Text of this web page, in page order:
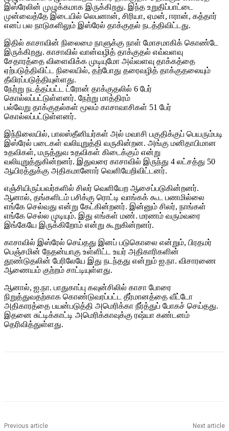
இஸ்ரேலின் முழுக்கமாக இருக்கிறது. இந்த உறுதிப்பாட்டை
முன்வைத்தே இடையில் லெபனான், சிரியா, ஏமன், ஈரான், கத்தார்
எனப் பல நாடுகளிலும் இஸ்ரேல் தாக்குதல் நடத்திவிட்டது.
இதில் காசாவின் நிலைமை நாளுக்கு நாள் மோசமாகிக் கொண்டே
இருக்கிறது. காசாவில் வான்வழித் தாக்குதல் எவ்வளவு
சேதாரத்தை விளைவிக்க முடியுமோ அவ்வளவு தாக்கத்தை
ஏற்படுத்திவிட்ட நிலையில், தற்போது தரைவழித் தாக்குதலையும்
தீவிரப்படுத்தியுள்ளது.
நேற்று நடத்தப்பட்ட ட்ரோன் தாக்குதலில் 6 பேர்
கொல்லப்பட்டுள்ளனர். நேற்று மாத்திரம்
பல்வேறு தாக்குதல்கள் மூலம் காசாவாசிகள் 51 பேர்
கொல்லப்பட்டுள்ளனர்.
இந்நிலையில், பாலஸ்தீனியர்கள் அல் மவாசி பகுதிக்குப் பெயரும்படி
இஸ்ரேல் படைகள் வலியுறுத்தி வருகின்றன. அங்கு மனிதாபிமான
உதவிகள், மருத்துவ உதவிகள் கிடைக்கும் என்று
வலியுறுத்துகின்றனர். இதுவரை காசாவில் இருந்து 4 லட்சத்து 50
ஆயிரத்துக்கு அதிகமானோர் வெளியேறிவிட்டனர்.
எஞ்சியிருப்பவர்களில் சிலர் வெளியேற ஆசைப்படுகின்றனர்.
ஆனால், தங்களிடம் பசிக்கு ரொட்டி வாங்கக் கூட பணமில்லை
எங்கே செல்வது என்று கேட்கின்றனர். இன்னும் சிலர், நாங்கள்
எங்கே செல்ல முடியும். இது எங்கள் மண். மரணம் வரும்வரை
இங்கேயே இருக்கிறோம் என்று கூறுகின்றனர்.
காசாவில் இஸ்ரேல் செய்தது இனப் படுகொலை என்றும், பிரதமர்
பெஞ்சமின் நேதன்யாகு உள்ளிட்ட உயர் அதிகாரிகளின்
தூண்டுதலின் பேரிலேயே இது நடந்தது என்றும் ஐ.நா. விசாரணை
ஆணையம் குற்றம் சாட்டியுள்ளது.
ஆனால், ஐ.நா. பாதுகாப்பு கவுன்சிலில் காசா போரை
நிறுத்துவதற்காக கொண்டுவரப்பட்ட தீர்மானத்தை வீட்டோ
அதிகாரத்தை பயன்படுத்தி அமெரிக்கா நீர்த்துப் போகச் செய்தது.
இதனை சுட்டிக்காட்டி அமெரிக்காவுக்கு ரஷ்யா கண்டனம்
தெரிவித்துள்ளது.
Previous article Next article